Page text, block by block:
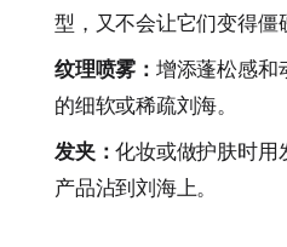
型，又不会让它们变得僵
纹理喷雾： 增添蓬松感和
的细软或稀疏刘海。
发夹：化妆或做护肤时用
产品沾到刘海上。